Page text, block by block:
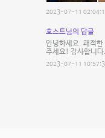
2023-07-11
호스트님의 답글
안녕하세요. 쾌적
주세요! 감사합니다.
2023-07-11